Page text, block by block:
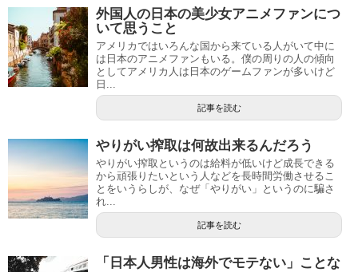
外国人の日本の美少女アニメファンにつ
いて思うこと
アメリカではいろんな国から来ている人がいて中に
は日本のアニメファンもいる。僕の周りの人の傾向
としてアメリカ人は日本のゲームファンが多いけど
日...
記事を読む
やりがい搾取は何故出来るんだろう
やりがい搾取というのは給料が低いけど成長できる
から頑張りたいという人などを長時間労働させるこ
とをいうらしが、なぜ「やりがい」というのに騙さ
れ...
記事を読む
「日本人男性は海外でモテない」ことな